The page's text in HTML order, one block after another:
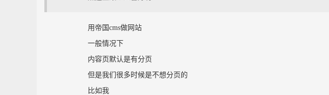
用帝国cms做网站
一般情况下
内容页默认是有分页
但是我们很多时候是不想分页的
比如我